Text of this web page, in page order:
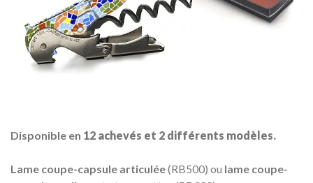
Disponible en 12 achevés et 2 différents modèles.
Lame coupe-capsule articulée(RB500) ou lame coupe-